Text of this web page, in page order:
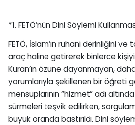
*1. FETÖ’nün Dini Söylemi
FETÖ, İslam’ın ruhani derinliğini
araç haline getirerek binlerce kişiyi
Kuran’ın özüne dayanmayan,
yorumlarıyla şekillenen bir öğreti
mensuplarının “hizmet” adı
sürmeleri teşvik edilirken,
büyük oranda bastırıldı. Dini